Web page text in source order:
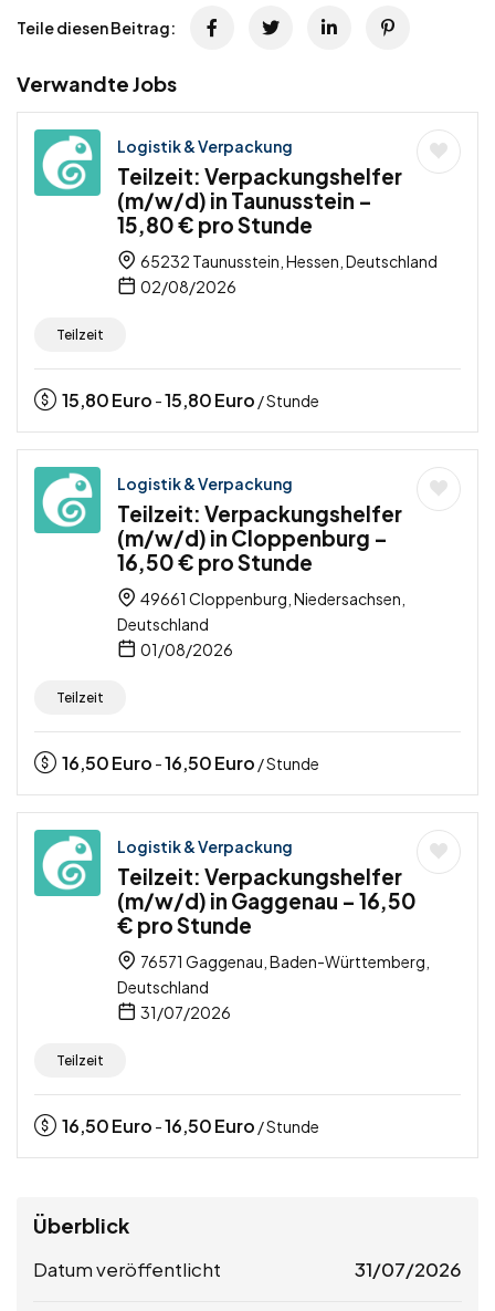
Teile diesen Beitrag:
Verwandte Jobs
Logistik & Verpackung
Teilzeit: Verpackungshelfer
(m/w/d) in Taunusstein –
15,80 € pro Stunde
65232 Taunusstein, Hessen, Deutschland
02/08/2026
Teilzeit
15,80Euro -15,80Euro / Stunde
Logistik & Verpackung
Teilzeit: Verpackungshelfer
(m/w/d) in Cloppenburg –
16,50 € pro Stunde
49661 Cloppenburg, Niedersachsen,
Deutschland
01/08/2026
Teilzeit
16,50Euro -16,50Euro / Stunde
Logistik & Verpackung
Teilzeit: Verpackungshelfer
(m/w/d) in Gaggenau – 16,50
€ pro Stunde
76571 Gaggenau, Baden-Württemberg,
Deutschland
31/07/2026
Teilzeit
16,50Euro -16,50Euro / Stunde
Überblick
Datum veröffentlicht 31/07/2026